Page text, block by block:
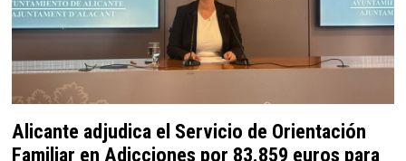
Alicante adjudica el Servicio de Orientación
Familiar en Adicciones por 83.859 euros para